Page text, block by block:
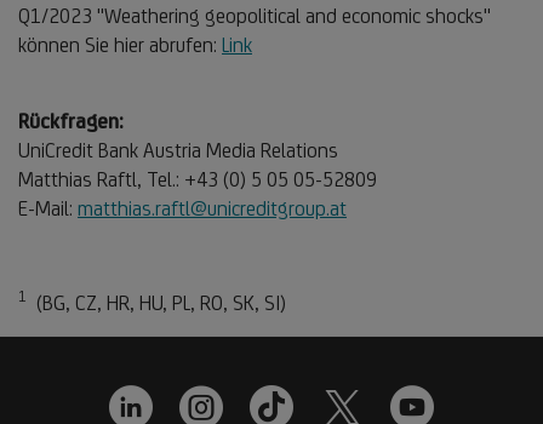
Q1/2023 "Weathering geopolitical and economic shocks"
können Sie hier abrufen: Link
Rückfragen:
UniCredit Bank Austria Media Relations
Matthias Raftl, Tel.: +43 (0) 5 05 05-52809
E-Mail: matthias.raftl@unicreditgroup.at
1
Fußnote
(BG, CZ, HR, HU, PL, RO, SK, SI)